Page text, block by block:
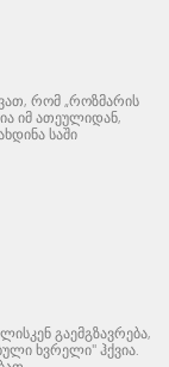
რომ „როზმარის
იმ ათეულიდან,
საში
გაემგზავრება,
ხვრელი" ჰქვია.